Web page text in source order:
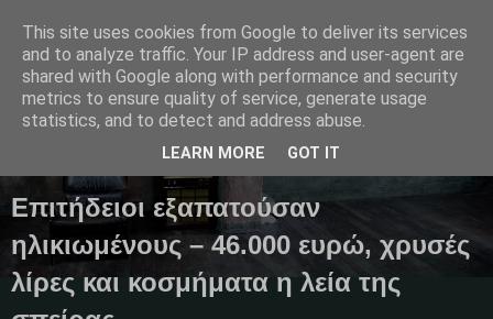
Μαγκαζίνο,ειδήσεις,απόψεις...
02 Φεβρουαρίου 2025
Επιτήδειοι εξαπατούσαν
ηλικιωμένους – 46.000 ευρώ, χρυσές
λίρες και κοσμήματα η λεία της
This site uses cookies from Google to deliver its services
and to analyze traffic. Your IP address and user-agent are
shared with Google along with performance and security
metrics to ensure quality of service, generate usage
statistics, and to detect and address abuse.
LEARN MORE GOT IT